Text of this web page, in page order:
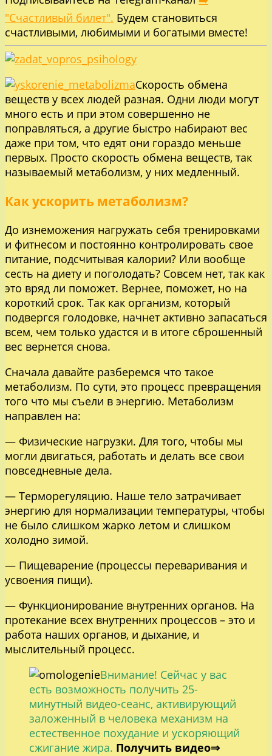
"Счастливый билет". Будем становиться
счастливыми, любимыми и богатыми вместе!
Скорость обмена
веществ у всех людей разная. Одни люди могут
много есть и при этом совершенно не
поправляться, а другие быстро набирают вес
даже при том, что едят они гораздо меньше
первых. Просто скорость обмена веществ, так
называемый метаболизм, у них медленный.
Как ускорить метаболизм?
До изнеможения нагружать себя тренировками
и фитнесом и постоянно контролировать свое
питание, подсчитывая калории? Или вообще
сесть на диету и поголодать? Совсем нет, так как
это вряд ли поможет. Вернее, поможет, но на
короткий срок. Так как организм, который
подвергся голодовке, начнет активно запасаться
всем, чем только удастся и в итоге сброшенный
вес вернется снова.
Сначала давайте разберемся что такое
метаболизм. По сути, это процесс превращения
того что мы съели в энергию. Метаболизм
направлен на:
— Физические нагрузки. Для того, чтобы мы
могли двигаться, работать и делать все свои
повседневные дела.
— Терморегуляцию. Наше тело затрачивает
энергию для нормализации температуры, чтобы
не было слишком жарко летом и слишком
холодно зимой.
— Пищеварение (процессы переваривания и
усвоения пищи).
— Функционирование внутренних органов. На
протекание всех внутренних процессов – это и
работа наших органов, и дыхание, и
мыслительный процесс.
Внимание! Сейчас у вас
есть возможность получить 25-
минутный видео-сеанс, активирующий
заложенный в человека механизм на
естественное похудание и ускоряющий
сжигание жира. Получить видео⇒